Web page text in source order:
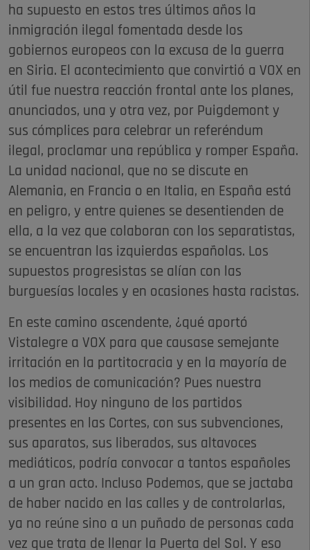
ha supuesto en estos tres últimos años la
inmigración ilegal fomentada desde los
gobiernos europeos con la excusa de la guerra
en Siria. El acontecimiento que convirtió a VOX en
útil fue nuestra reacción frontal ante los planes,
anunciados, una y otra vez, por Puigdemont y
sus cómplices para celebrar un referéndum
ilegal, proclamar una república y romper España.
La unidad nacional, que no se discute en
Alemania, en Francia o en Italia, en España está
en peligro, y entre quienes se desentienden de
ella, a la vez que colaboran con los separatistas,
se encuentran las izquierdas españolas. Los
supuestos progresistas se alían con las
burguesías locales y en ocasiones hasta racistas.
En este camino ascendente, ¿qué aportó
Vistalegre a VOX para que causase semejante
irritación en la partitocracia y en la mayoría de
los medios de comunicación? Pues nuestra
visibilidad. Hoy ninguno de los partidos
presentes en las Cortes, con sus subvenciones,
sus aparatos, sus liberados, sus altavoces
mediáticos, podría convocar a tantos españoles
a un gran acto. Incluso Podemos, que se jactaba
de haber nacido en las calles y de controlarlas,
ya no reúne sino a un puñado de personas cada
vez que trata de llenar la Puerta del Sol. Y eso